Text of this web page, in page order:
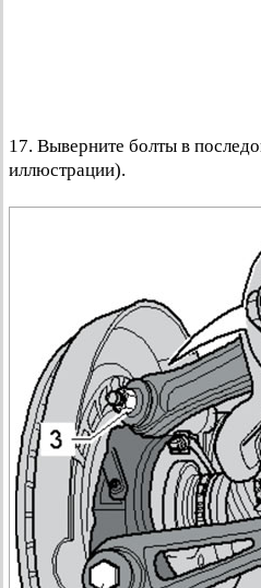
17. Выверните болты в
иллюстрации).